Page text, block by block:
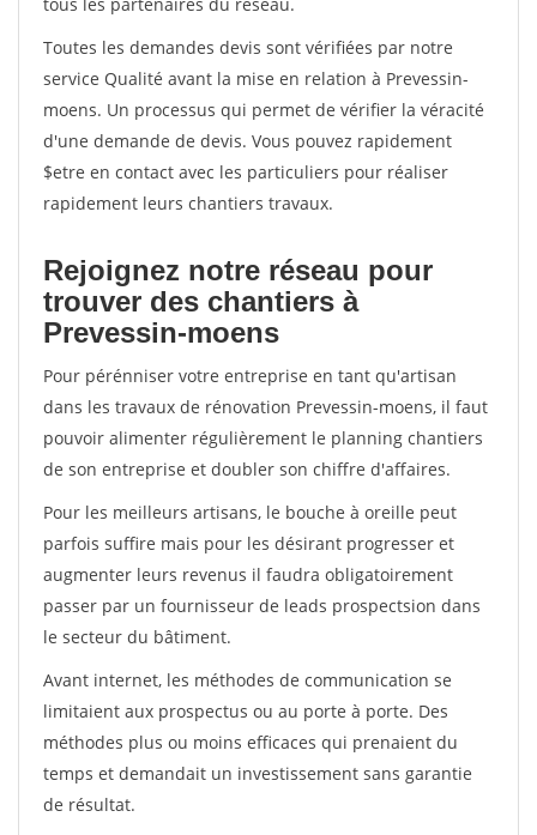
Toutes les demandes devis sont vérifiées par notre
service Qualité avant la mise en relation à Prevessin-
moens. Un processus qui permet de vérifier la véracité
d'une demande de devis. Vous pouvez rapidement
$etre en contact avec les particuliers pour réaliser
rapidement leurs chantiers travaux.
Rejoignez notre réseau pour
trouver des chantiers à
Prevessin-moens
Pour pérénniser votre entreprise en tant qu'artisan
dans les travaux de rénovation Prevessin-moens, il faut
pouvoir alimenter régulièrement le planning chantiers
de son entreprise et doubler son chiffre d'affaires.
Pour les meilleurs artisans, le bouche à oreille peut
parfois suffire mais pour les désirant progresser et
augmenter leurs revenus il faudra obligatoirement
passer par un fournisseur de leads prospectsion dans
le secteur du bâtiment.
Avant internet, les méthodes de communication se
limitaient aux prospectus ou au porte à porte. Des
méthodes plus ou moins efficaces qui prenaient du
temps et demandait un investissement sans garantie
de résultat.